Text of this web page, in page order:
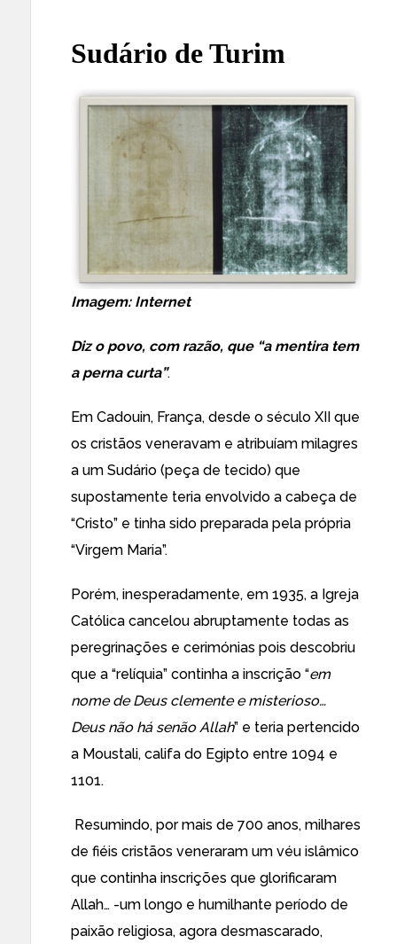
Sudário de Turim
Imagem: Internet
Diz o povo, com razão, que “a mentira tem
a perna curta”.
Em Cadouin, França, desde o século XII que
os cristãos veneravam e atribuíam milagres
a um Sudário (peça de tecido) que
supostamente teria envolvido a cabeça de
“Cristo” e tinha sido preparada pela própria
“Virgem Maria”.
Porém, inesperadamente, em 1935, a Igreja
Católica cancelou abruptamente todas as
peregrinações e cerimónias pois descobriu
que a “relíquia” continha a inscrição “em
nome de Deus clemente e misterioso…
Deus não há senão Allah” e teria pertencido
a Moustali, califa do Egipto entre 1094 e
1101.
Resumindo, por mais de 700 anos, milhares
de fiéis cristãos veneraram um véu islâmico
que continha inscrições que glorificaram
Allah… -um longo e humilhante período de
paixão religiosa, agora desmascarado,